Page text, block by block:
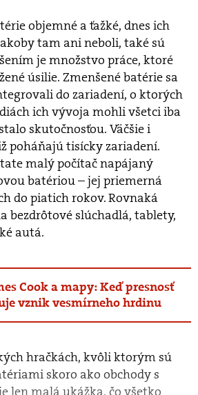
objemné a ťažké, dnes ich
tam ani neboli, také sú
je množstvo práce, ktoré
úsilie. Zmenšené batérie sa
do zariadení, o ktorých
ich vývoja mohli všetci iba
skutočnosťou. Väčšie i
poháňajú tisícky zariadení.
malý počítač napájaný
batériou – jej priemerná
do piatich rokov. Rovnaká
bezdrôtové slúchadlá, tablety,
autá.
Cook a mapy: Keď presnosť
vznik vesmírneho hrdinu
hračkách, kvôli ktorým sú
skoro ako obchody s
len malá ukážka, čo všetko